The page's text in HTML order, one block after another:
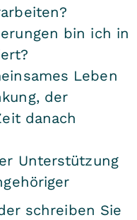
bin ich in
Leben
der
danach
Unterstützung
schreiben Sie